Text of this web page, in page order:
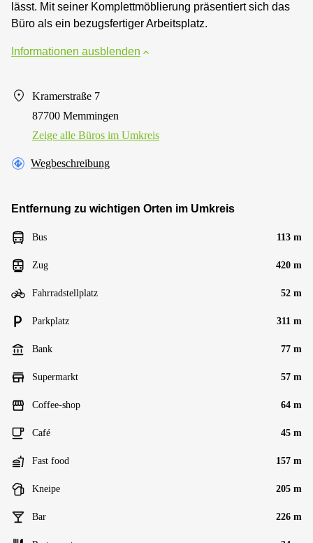
lässt. Mit seiner Komplettmöblierung präsentiert sich das
Büro als ein bezugsfertiger Arbeitsplatz.
Informationen ausblenden
Kramerstraße 7
87700 Memmingen
Zeige alle Büros im Umkreis
Wegbeschreibung
Entfernung zu wichtigen Orten im Umkreis
Bus 113 m
Zug 420 m
Fahrradstellplatz 52 m
Parkplatz 311 m
Bank 77 m
Supermarkt 57 m
Coffee-shop 64 m
Café 45 m
Fast food 157 m
Kneipe 205 m
Bar 226 m